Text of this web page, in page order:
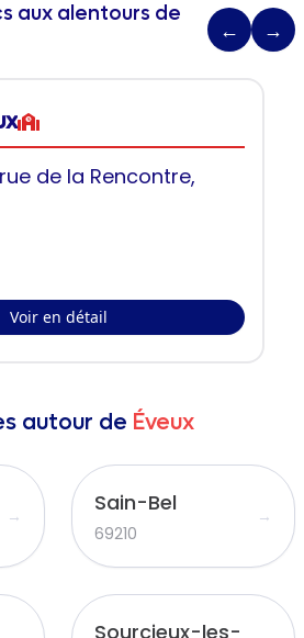
aux alentours de
← →
de la Rencontre,
Voir en détail
autour de Éveux
→ Sain-Bel
69210
→
Sourcieux-les-